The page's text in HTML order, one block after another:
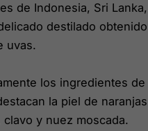
de Indonesia, Sri Lanka,
destilado obtenido
uvas.
los ingredientes de
la piel de naranjas
y nuez moscada.